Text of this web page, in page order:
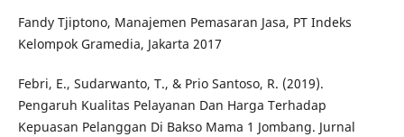
Fandy Tjiptono, Manajemen Pemasaran Jasa, PT Indeks
Kelompok Gramedia, Jakarta 2017
Febri, E., Sudarwanto, T., & Prio Santoso, R. (2019).
Pengaruh Kualitas Pelayanan Dan Harga Terhadap
Kepuasan Pelanggan Di Bakso Mama 1 Jombang. Jurnal